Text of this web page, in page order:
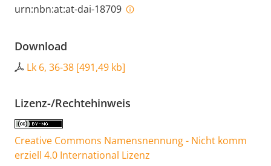
urn:nbn:at:at-dai-18709
Download
Lk 6, 36-38 [491,49 kb]
Lizenz-/Rechtehinweis
Creative Commons Namensnennung - Nicht komm
erziell 4.0 International Lizenz